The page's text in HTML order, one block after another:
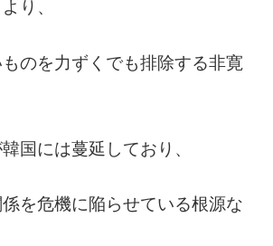
り、
のを力ずくでも排除する非寛
国には蔓延しており、
を危機に陥らせている根源な